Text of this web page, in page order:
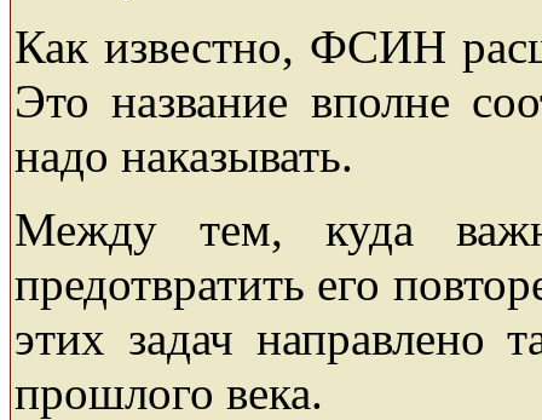
Как известно, ФСИН
Это название вполне
надо наказывать.
Между тем, куда
предотвратить его
этих задач направлено
прошлого века.